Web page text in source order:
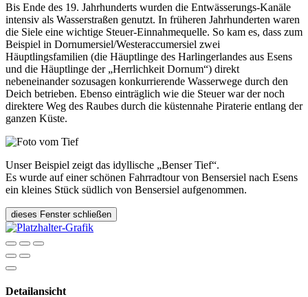
Bis Ende des 19. Jahrhunderts wurden die Entwässerungs-Kanäle
intensiv als Wasserstraßen genutzt. In früheren Jahrhunderten waren
die Siele eine wichtige Steuer-Einnahmequelle. So kam es, dass zum
Beispiel in Dornumersiel/Westeraccumersiel zwei
Häuptlingsfamilien (die Häuptlinge des Harlingerlandes aus Esens
und die Häuptlinge der „Herrlichkeit Dornum“) direkt
nebeneinander sozusagen konkurrierende Wasserwege durch den
Deich betrieben. Ebenso einträglich wie die Steuer war der noch
direktere Weg des Raubes durch die küstennahe Piraterie entlang der
ganzen Küste.
Unser Beispiel zeigt das idyllische „Benser Tief“.
Es wurde auf einer schönen Fahrradtour von Bensersiel nach Esens
ein kleines Stück südlich von Bensersiel aufgenommen.
dieses Fenster schließen
Detailansicht